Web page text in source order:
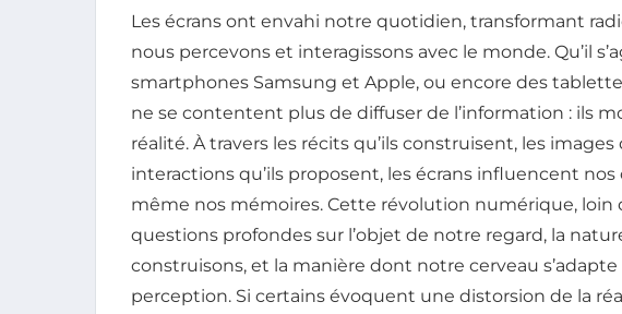
Les écrans ont envahi notre quotidien, transformant
nous percevons et interagissons avec le monde. Qu’il
smartphones Samsung et Apple, ou encore des
ne se contentent plus de diffuser de l’information : ils
réalité. À travers les récits qu’ils construisent, les
interactions qu’ils proposent, les écrans influencent
même nos mémoires. Cette révolution numérique, loin
questions profondes sur l’objet de notre regard, la
construisons, et la manière dont notre cerveau s’adapte
perception. Si certains évoquent une distorsion de la